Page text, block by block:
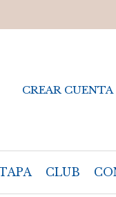
CREAR CUENTA
CLUB